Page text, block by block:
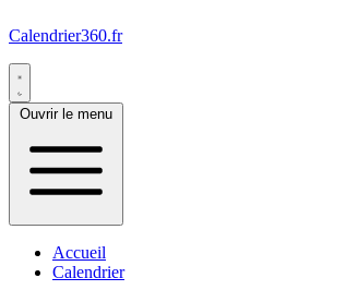
Calendrier360.fr
Ouvrir le menu
Accueil
Calendrier